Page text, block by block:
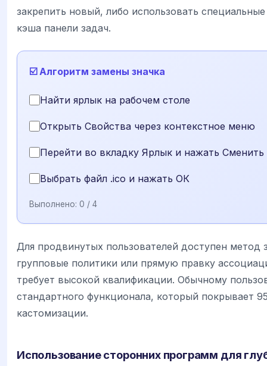
закрепить новый, либо использовать
кэша панели задач.
☑️ Алгоритм замены значка
Найти ярлык на рабочем столе
Открыть Свойства через контекстное меню
Перейти во вкладку Ярлык и нажать Сменить
Выбрать файл .ico и нажать ОК
Выполнено: 0 / 4
Для продвинутых пользователей доступен метод
групповые политики или прямую правку
требует высокой квалификации. Обычному
стандартного функционала, который покрывает
кастомизации.
Использование сторонних программ для